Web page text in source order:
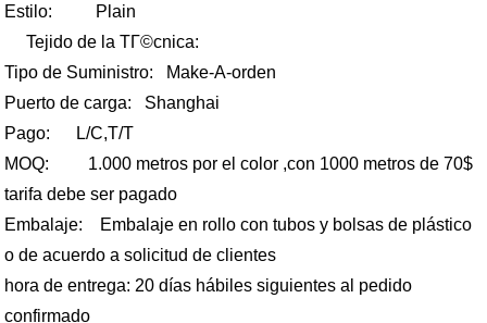
Estilo:
Plain
Tejido de la TГ©cnica:
Tipo de Suministro: Make-A-orden
Puerto de carga: Shanghai
Pago:
L/C,T/T
MOQ:
1.000 metros por el color ,con 1000 metros de 70$
tarifa debe ser pagado
Embalaje:
Embalaje en rollo con tubos y bolsas de plástico
o de acuerdo a solicitud de clientes
hora de entrega: 20 días hábiles siguientes al pedido
confirmado